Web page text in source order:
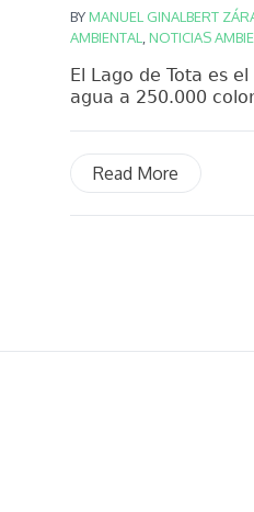
BYMANUEL GINALBERT
AMBIENTAL
NOTICIAS
El Lago de Tota es
agua a 250.000
Read More